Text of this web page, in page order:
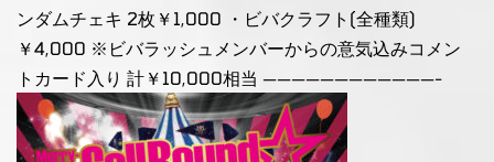
ンダムチェキ 2枚￥1,000 ・ビバクラフト(全種類)
￥4,000 ※ビバラッシュメンバーからの意気込みコメン
トカード入り 計￥10,000相当 ————————————-